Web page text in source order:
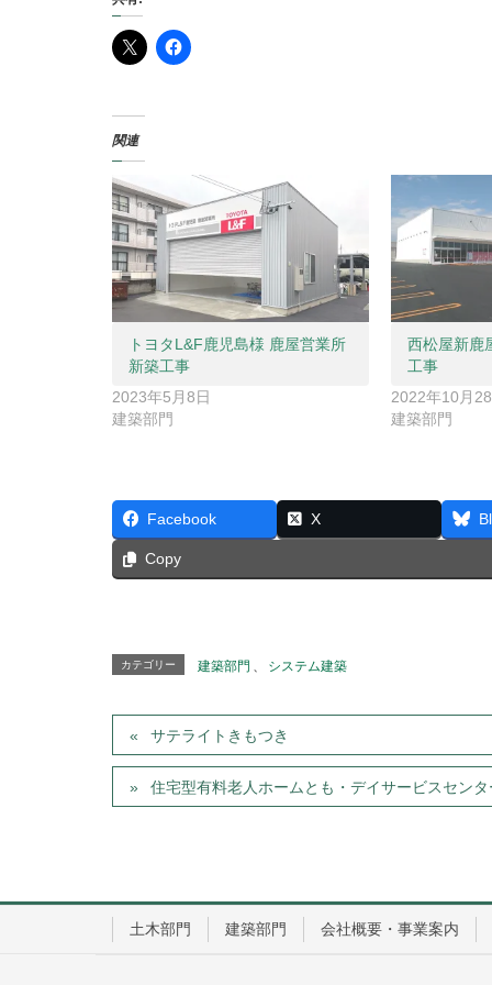
関連
トヨタL&F鹿児島様 鹿屋営業所
新築工事
2023年5月8日
建築部門
西松屋新鹿
工事
2022年10月
建築部門
Facebook X
Copy
カテゴリー 建築部門 システム建築
サテライトきもつき
住宅型有料老人ホームとも・デイサービスセン
土木部門 建築部門 会社概要・事業案内